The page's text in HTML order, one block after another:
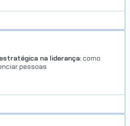
na liderança: como
pessoas